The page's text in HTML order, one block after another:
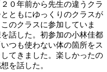
０年前から先生の違うクラ
ともにゆっくりのクラスが
のクラスに参加していま
話した。初参加の小林佳都
つも使わない体の箇所をス
てきました。楽しかったの
を話した。